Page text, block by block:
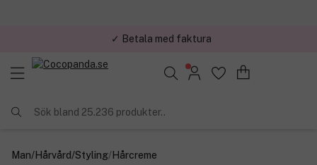
✓ Betala med faktura
Sök bland 25.236 produkter..
Man/Hårvård/Styling/Hårcreme